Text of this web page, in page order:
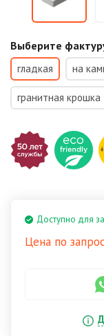
Выберите
гладкая на
гранитная крошка
Доступно для
Цена по